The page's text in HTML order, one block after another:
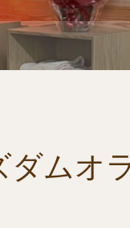
ダムオ